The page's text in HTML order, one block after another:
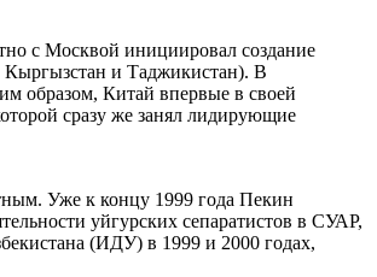
с Москвой инициировал создание
Кыргызстан и Таджикистан). В
образом, Китай впервые в своей
сразу же занял лидирующие
Уже к концу 1999 года Пекин
уйгурских сепаратистов в СУАР,
(ИДУ) в 1999 и 2000 годах,